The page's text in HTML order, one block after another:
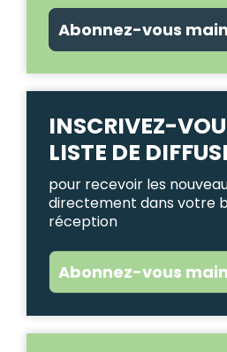
Abonnez-vous
INSCRIVEZ-
LISTE DE
pour recevoir les
directement dans votre
réception
Abonnez-vous